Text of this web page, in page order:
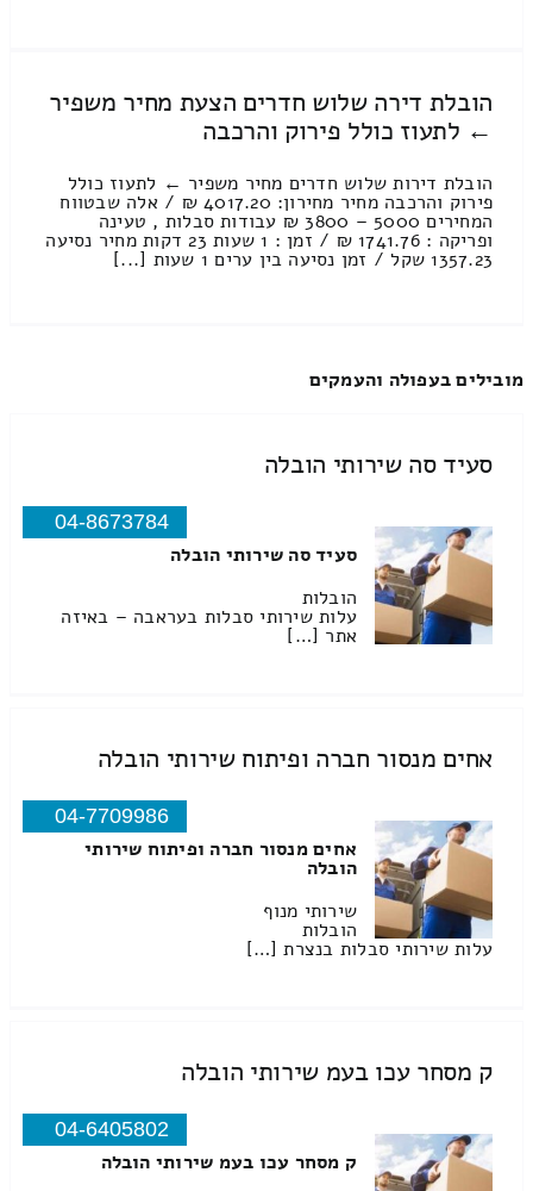
הובלת דירה שלוש חדרים הצעת מחיר משפיר
← לתעוז כולל פירוק והרכבה
הובלת דירות שלוש חדרים מחיר משפיר ← לתעוז כולל
פירוק והרכבה מחיר מחירון: 4017.20 ₪ / אלה שבטווח
המחירים 5000 – 3800 ₪ עבודות סבלות , טעינה
ופריקה : 1741.76 ₪ / זמן : 1 שעות 23 דקות מחיר נסיעה
1357.23 שקל / זמן נסיעה בין ערים 1 שעות [...]
מובילים בעפולה והעמקים
סעיד סה שירותי הובלה
04-8673784
סעיד סה שירותי הובלה
הובלות
עלות שירותי סבלות בעראבה – באיזה
אתר […]
אחים מנסור חברה ופיתוח שירותי הובלה
04-7709986
אחים מנסור חברה ופיתוח שירותי
הובלה
שירותי מנוף
הובלות
עלות שירותי סבלות בנצרת […]
ק מסחר עכו בעמ שירותי הובלה
04-6405802
ק מסחר עכו בעמ שירותי הובלה